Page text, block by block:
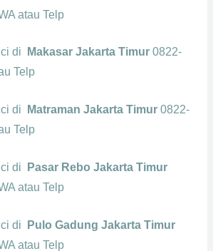
atau Telp
di Makasar Jakarta Timur 0822-
Telp
di Matraman Jakarta Timur 0822-
Telp
di
Pasar Rebo Jakarta Timur
atau Telp
di
Pulo Gadung Jakarta Timur
atau Telp